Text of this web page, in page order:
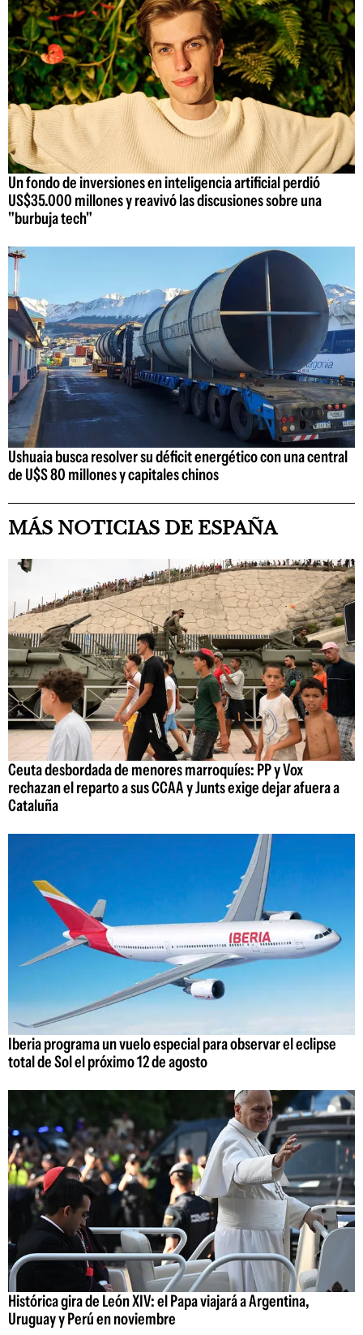
Un fondo de inversiones en inteligencia artificial perdió
US$35.000 millones y reavivó las discusiones sobre una
"burbuja tech"
Ushuaia busca resolver su déficit energético con una central
de U$S 80 millones y capitales chinos
MÁS NOTICIAS DE ESPAÑA
Ceuta desbordada de menores marroquíes: PP y Vox
rechazan el reparto a sus CCAA y Junts exige dejar afuera a
Cataluña
Iberia programa un vuelo especial para observar el eclipse
total de Sol el próximo 12 de agosto
Histórica gira de León XIV: el Papa viajará a Argentina,
Uruguay y Perú en noviembre